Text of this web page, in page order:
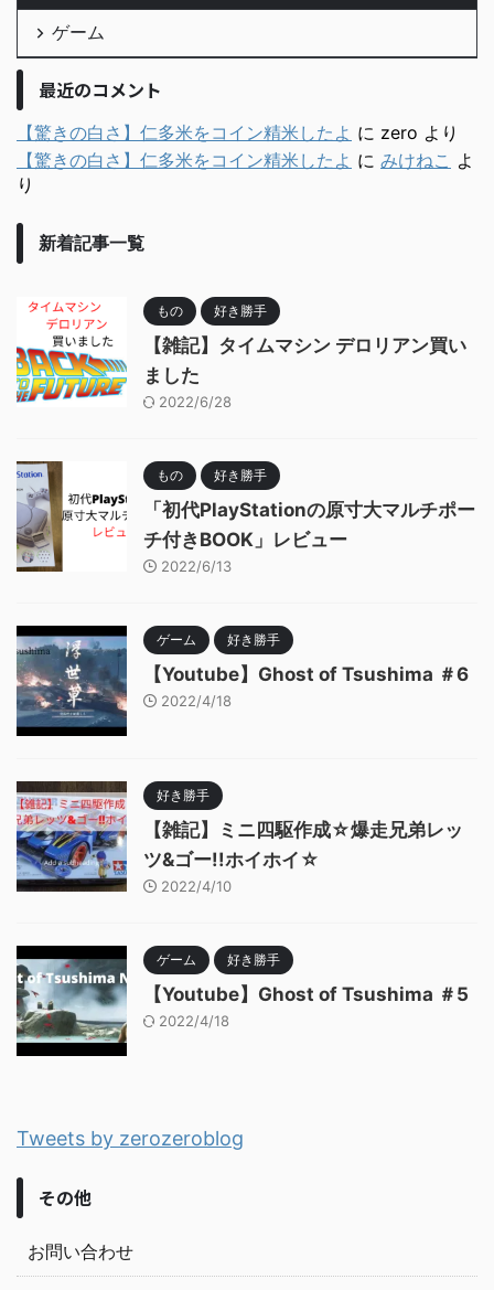
ゲーム
最近のコメント
【驚きの白さ】仁多米をコイン精米したよ に zero より
【驚きの白さ】仁多米をコイン精米したよ に みけねこ よ
り
新着記事一覧
もの 好き勝手
【雑記】タイムマシン デロリアン買い
ました
2022/6/28
もの 好き勝手
「初代PlayStationの原寸大マルチポー
チ付きBOOK」レビュー
2022/6/13
ゲーム 好き勝手
【Youtube】Ghost of Tsushima ＃6
2022/4/18
好き勝手
【雑記】ミニ四駆作成☆爆走兄弟レッ
ツ&ゴー!!ホイホイ☆
2022/4/10
ゲーム 好き勝手
【Youtube】Ghost of Tsushima ＃5
2022/4/18
Tweets by zerozeroblog
その他
お問い合わせ